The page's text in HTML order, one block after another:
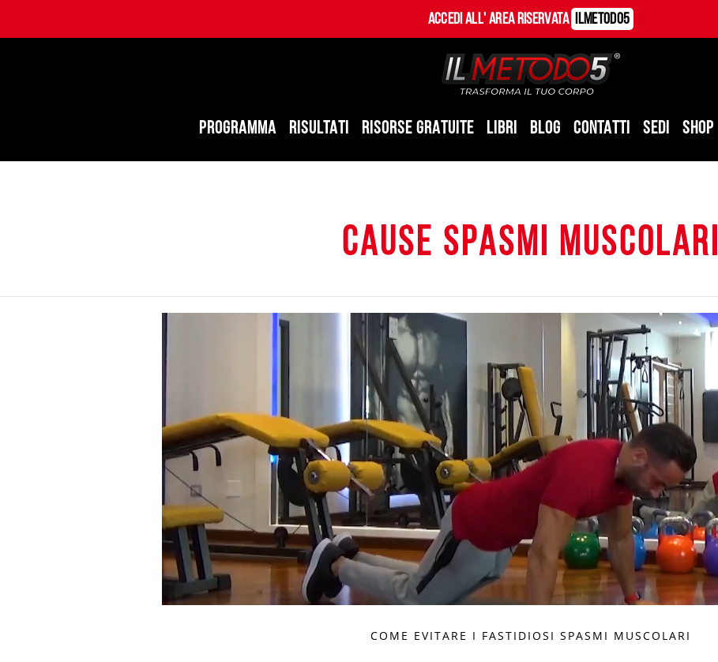
Accedi all' Area Riservata ILMetodo5
PROGRAMMA RISULTATI RISORSE GRATUITE LIBRI BLOG CONTATTI SEDI SHOP
cause spasmi muscolari
COME EVITARE I FASTIDIOSI SPASMI MUSCOLARI